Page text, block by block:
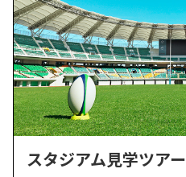
スタジアム見学ツアー